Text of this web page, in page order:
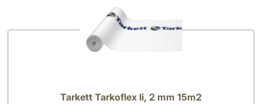
Tarkett Tarkoflex Ii, 2 mm 15m2